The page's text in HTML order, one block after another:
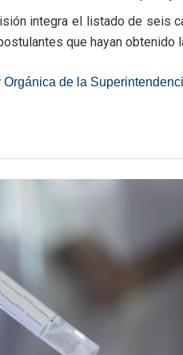
integra el listado de seis
que hayan obtenido
Orgánica de la